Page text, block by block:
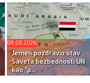
08.08.2026
Jemen pozdravio stav
Saveta bezbednosti UN
kao “p...